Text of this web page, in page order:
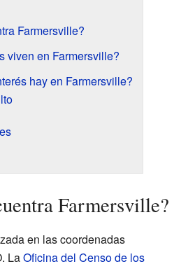
Farmersville?
viven en Farmersville?
hay en Farmersville?
Farmersville?
en las coordenadas
LaOficina del Censo de los